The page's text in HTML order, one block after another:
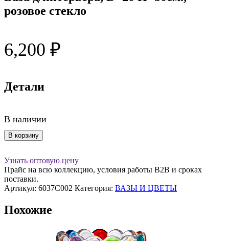
розовое стекло
6,200 ₽
Детали
В наличии
Количество
товара
д/
интерьера,
D=20
H=30см.,
стекло
В корзину
Узнать оптовую цену
Прайс на всю коллекцию, условия работы В2В и сроках
поставки.
Артикул: 6037C002 Категория: ВАЗЫ И ЦВЕТЫ
Похожие